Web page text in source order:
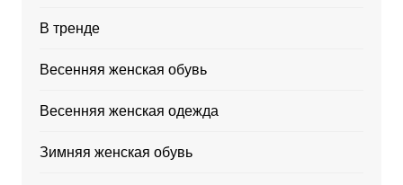
В тренде
Весенняя женская обувь
Весенняя женская одежда
Зимняя женская обувь